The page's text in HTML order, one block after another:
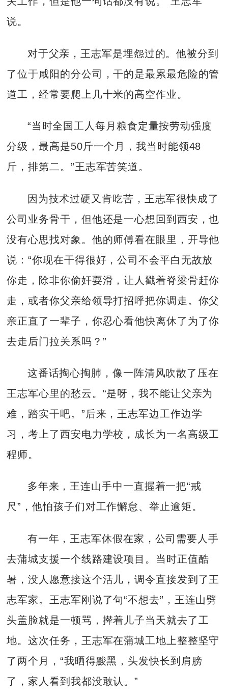
说。
对于父亲，王志军是埋怨过的。他被分到
了位于咸阳的分公司，干的是最累最危险的管
道工，经常要爬上几十米的高空作业。
“当时全国工人每月粮食定量按劳动强度
分级，最高是50斤一个月，我当时能领48
斤，排第二。”王志军苦笑道。
因为技术过硬又肯吃苦，王志军很快成了
公司业务骨干，但他还是一心想回到西安，也
没有心思找对象。他的师傅看在眼里，开导他
说：“你现在干得很好，公司不会平白无故放
你走，除非你偷奸耍滑，让人戳着脊梁骨赶你
走，或者你父亲给领导打招呼把你调走。你父
亲正直了一辈子，你忍心看他快离休了为了你
去走后门拉关系吗？”
这番话掏心掏肺，像一阵清风吹散了压在
王志军心里的愁云。“是呀，我不能让父亲为
难，踏实干吧。”后来，王志军边工作边学
习，考上了西安电力学校，成长为一名高级工
程师。
多年来，王连山手中一直握着一把“戒
尺”，他怕孩子们对工作懈怠、举止逾矩。
有一年，王志军休假在家，公司需要人手
去蒲城支援一个线路建设项目。当时正值酷
暑，没人愿意接这个活儿，调令直接发到了王
志军家。王志军刚说了句“不想去”，王连山劈
头盖脸就是一顿骂，撵着儿子当天就去了工
地。这次任务，王志军在蒲城工地上整整坚守
了两个月，“我晒得黢黑，头发快长到肩膀
了，家人看到我都没敢认。”